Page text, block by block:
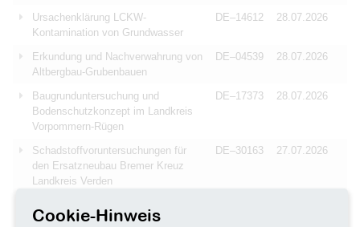
Ursachenklärung LCKW-
Kontamination von Grundwasser
DE–14612 28.07.2026
Erkundung und Nachverwahrung von
Altbergbau-Grubenbauen
DE–04539 28.07.2026
Baugrunduntersuchung und
Bodenschutzkonzept im Landkreis
Vorpommern-Rügen
DE–17373 28.07.2026
Schadstoffvoruntersuchungen für
den Ersatzneubau Bremer Kreuz
Landkreis Verden
DE–30163 27.07.2026
Tegel
Cookie-Hinweis